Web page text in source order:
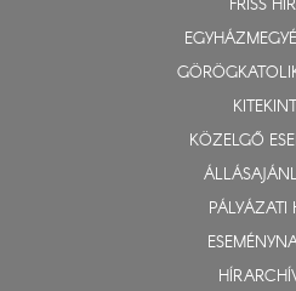
FRISS
KÖZELGŐ
PÁLYÁZATI